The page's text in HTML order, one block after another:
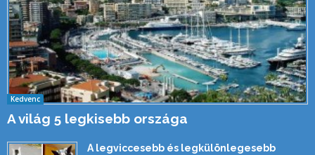
Kedvenc
A világ 5 legkisebb országa
A legviccesebb és legkülönlegesebb